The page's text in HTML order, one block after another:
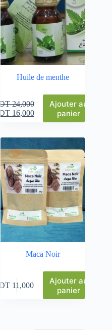
Huile de menthe
DT24,000
DT16,000
Ajouter au
panier
Maca Noir
DT 11,000
Ajouter au
panier